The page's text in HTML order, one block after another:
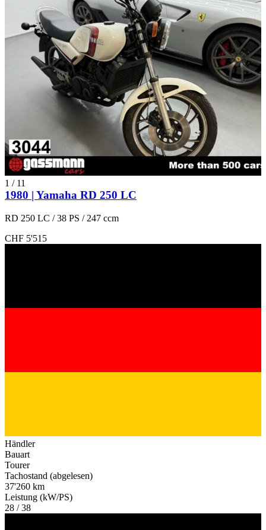
1 / 11
1980 | Yamaha RD 250 LC
RD 250 LC / 38 PS / 247 ccm
CHF 5'515
Händler
Bauart
Tourer
Tachostand (abgelesen)
37'260 km
Leistung (kW/PS)
28 / 38